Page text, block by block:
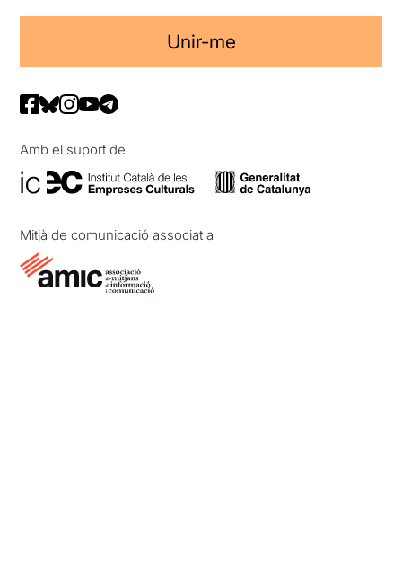
Unir-me
Amb el suport de
Mitjà de comunicació associat a